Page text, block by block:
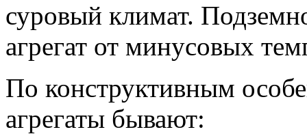
суровый климат.
агрегат от минусовых
По конструктивным
агрегаты бывают: